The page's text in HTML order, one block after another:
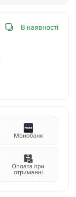
В наявності
Монобанк
Оплата при
отриманні